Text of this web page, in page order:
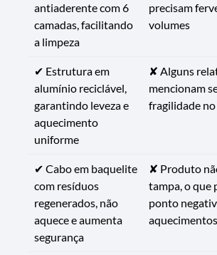
antiaderente com 6
camadas, facilitando
a limpeza
precisam
volumes
✔ Estrutura em
alumínio reciclável,
garantindo leveza e
aquecimento
uniforme
✘ Alguns
mencionam
fragilidade
✔ Cabo em baquelite
com resíduos
regenerados, não
aquece e aumenta
segurança
✘ Produto
tampa, o que
ponto